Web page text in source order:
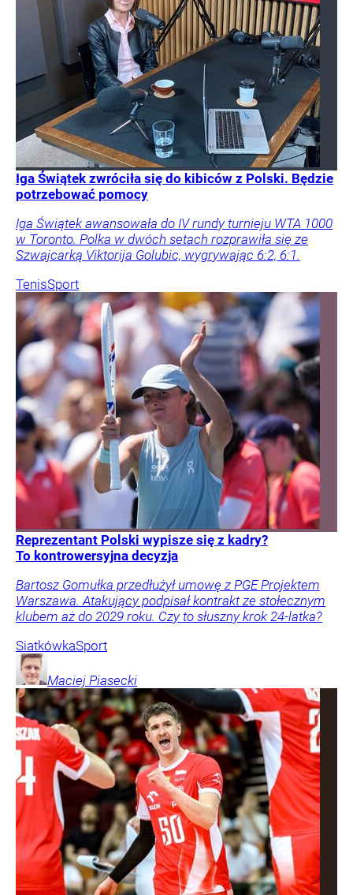
Iga Świątek zwróciła się do kibiców z Polski. Będzie
potrzebować pomocy
Iga Świątek awansowała do IV rundy turnieju WTA 1000
w Toronto. Polka w dwóch setach rozprawiła się ze
Szwajcarką Viktorija Golubic, wygrywając 6:2, 6:1.
TenisSport
Reprezentant Polski wypisze się z kadry?
To kontrowersyjna decyzja
Bartosz Gomułka przedłużył umowę z PGE Projektem
Warszawa. Atakujący podpisał kontrakt ze stołecznym
klubem aż do 2029 roku. Czy to słuszny krok 24-latka?
SiatkówkaSport
Maciej Piasecki